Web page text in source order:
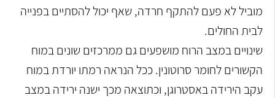
מוביל לא פעם להתקף חרדה, שאף יכול להסתיים בפנייה
לבית החולים.
שינויים במצב הרוח מושפעים גם ממרכזים שונים במוח
הקשורים לחומר סרוטונין. ככל הנראה רמתו יורדת במוח
עקב הירידה באסטרוגן, וכתוצאה מכך ישנה ירידה במצב